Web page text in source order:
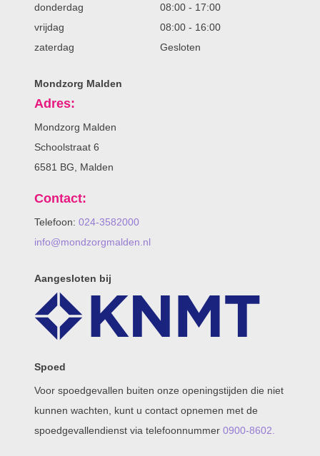
donderdag
08:00 - 17:00
vrijdag
08:00 - 16:00
zaterdag
Gesloten
Mondzorg Malden
Adres:
Mondzorg Malden
Schoolstraat 6
6581 BG, Malden
Contact:
Telefoon: 024-3582000
info@mondzorgmalden.nl
Aangesloten bij
Spoed
Voor spoedgevallen buiten onze openingstijden die niet
kunnen wachten, kunt u contact opnemen met de
spoedgevallendienst via telefoonnummer 0900-8602.